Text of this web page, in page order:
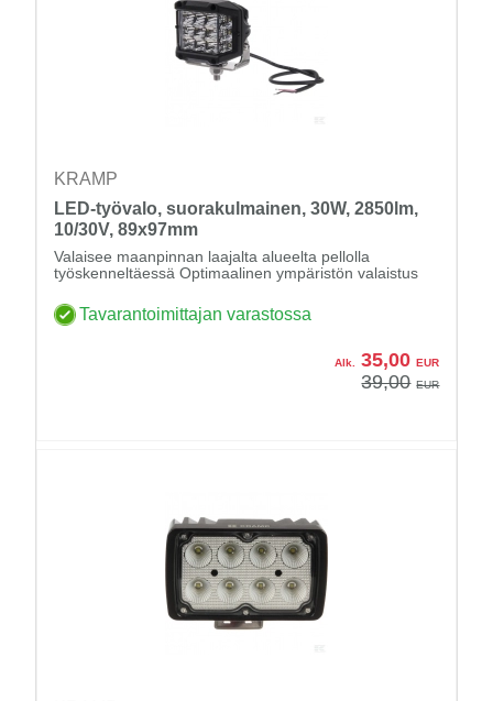
KRAMP
LED-työvalo, suorakulmainen, 30W, 2850lm,
10/30V, 89x97mm
Valaisee maanpinnan laajalta alueelta pellolla
työskenneltäessä Optimaalinen ympäristön valaistus
Tavarantoimittajan varastossa
Alk. 35,00 EUR
39,00 EUR